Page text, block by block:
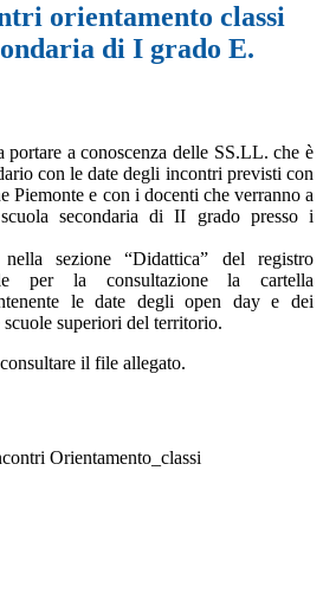
orientamento classi
di I grado E.
portare a conoscenza delle SS.LL. che è
con le date degli incontri previsti con
Piemonte e con i docenti che verranno a
secondaria di II grado presso i
sezione “Didattica” del registro
per la consultazione la cartella
le date degli open day e dei
superiori del territorio.
il file allegato.
Orientamento_classi